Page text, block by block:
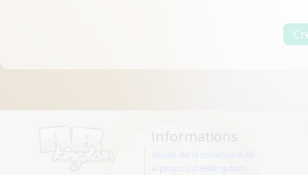
Informations
Guide de la communauté
A propos d'ABKingdom